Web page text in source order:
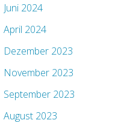
Juni 2024
April 2024
Dezember 2023
November 2023
September 2023
August 2023